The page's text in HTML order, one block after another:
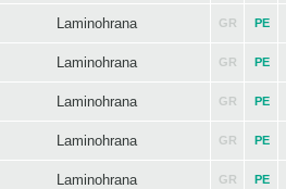
Laminohrana GR PE
Laminohrana GR PE
Laminohrana GR PE
Laminohrana GR PE
Laminohrana GR PE